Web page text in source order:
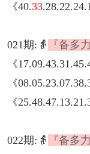
《40.33
021期:👵 『备多
《
《
《
022期:👵 『备多